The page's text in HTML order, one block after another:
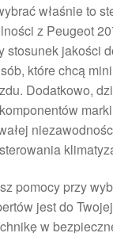
właśnie to
z Peugeot
stosunek jakości
które chcą
Dodatkowo,
pomocy przy
jest do
w